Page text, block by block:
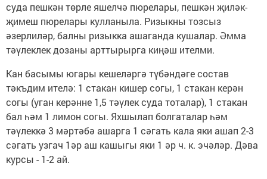
суда пешкән төрле яшелчә пюрелары, пешкән җиләк-
җимеш пюрелары кулланыла. Ризыкны тозсыз
әзерлиләр, балны ризыкка ашаганда ку­шалар. Әмма
тәүлеклек дозаны артты­рырга киңәш ителми.
Кан басымы югары кешеләргә түбәндәге состав
тәкъдим ителә: 1 стакан кишер согы, 1 стакан керән
согы (уган ке­рәнне 1,5 тәүлек суда тоталар), 1 стакан
бал һәм 1 лимон согы. Яхшылап болгата­лар һәм
тәүлеккә 3 мәртәбә ашарга 1 сәгать кала яки ашап 2-3
сәгать узгач 1әр аш кашыгы яки 1 әр ч. к. эчәләр. Дәва
курсы - 1-2 ай.